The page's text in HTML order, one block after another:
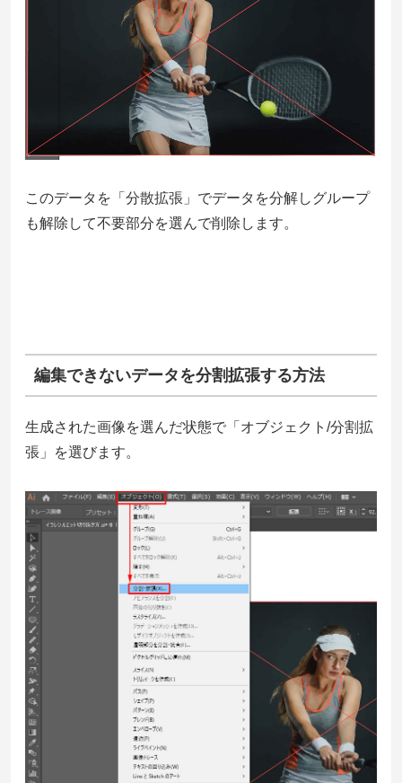
このデータを「分散拡張」でデータを分解しグループ
も解除して不要部分を選んで削除します。
編集できないデータを分割拡張する方法
生成された画像を選んだ状態で「オブジェクト/分割拡
張」を選びます。